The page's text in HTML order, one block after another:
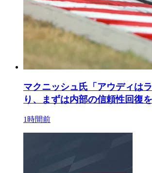
マクニッシュ氏「アウディは
り、まずは内部の信頼性回復
1時間前